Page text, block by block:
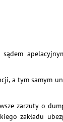
a tym samym
zarzuty o
zakładu